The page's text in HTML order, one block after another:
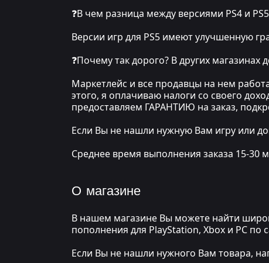
❓В чем разница между версиями PS4 и
Версии игр для PS5 имеют улучшенную
❓Почему так дорого? В других магазинах
Маркетлейс и все продавцы на нем
этого, я оплачиваю налоги со своего
предоставляем ГАРАНТИЮ на заказ,
Если Вы не нашли нужную Вам игру или
Среднее время выполнения заказа 15-30
О магазине
В нашем магазине Вы можете найти
пополнения для PlayStation, Xbox и PC
Если Вы не нашли нужного Вам товара,